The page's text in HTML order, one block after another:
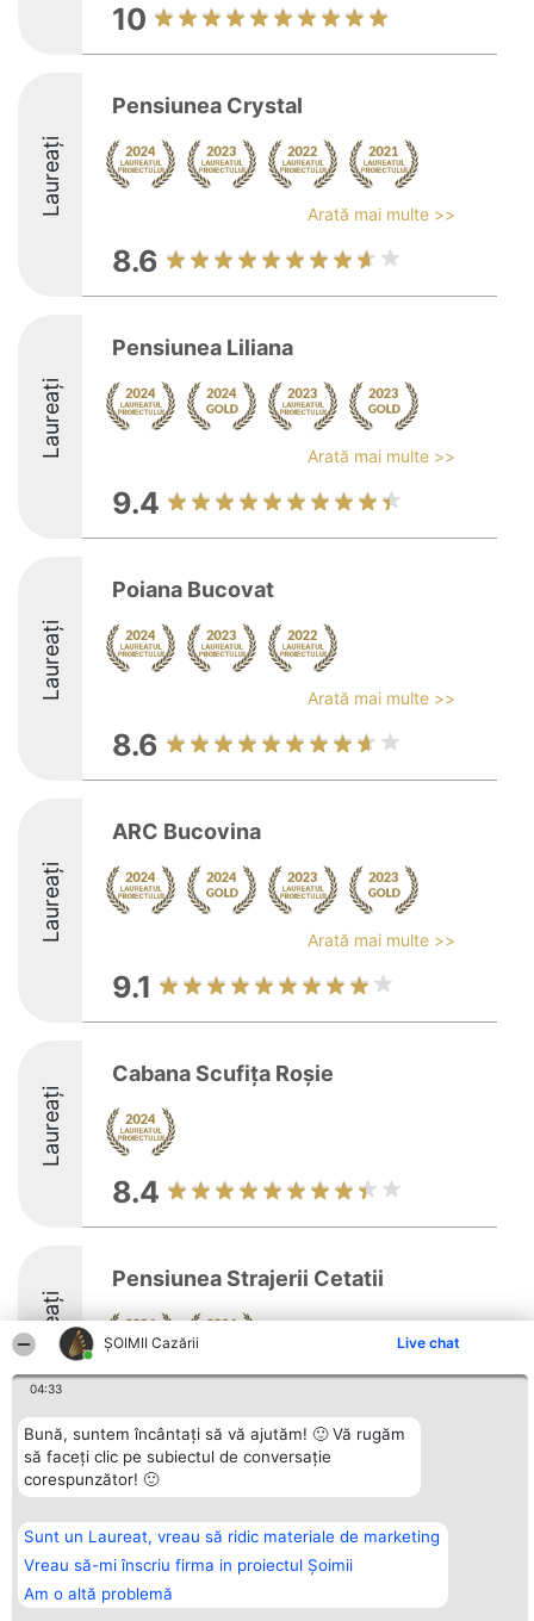
ȘOIMII Cazării Live chat
04:33
Bună, suntem încântați să vă ajutăm! 🙂 Vă rugăm
să faceți clic pe subiectul de conversație
corespunzător! 🙂
Sunt un Laureat, vreau să ridic materiale de marketing
Vreau să-mi înscriu firma in proiectul Șoimii
Am o altă problemă
10
Laureați
Pensiunea Crystal
Arată mai multe >>
8.6
Laureați
Pensiunea Liliana
Arată mai multe >>
9.4
Laureați
Poiana Bucovat
Arată mai multe >>
8.6
Laureați
ARC Bucovina
Arată mai multe >>
9.1
Laureați
Cabana Scufița Roșie
8.4
Laureați
Pensiunea Strajerii Cetatii
Organizator Ranking
BRIGHT SOLUTIONS BR SRL
Sc. A Et. 4 Ap. 13 Cod 061952
CUI 36737675
tel: +40 770 990 492
Câștigătorii
Laureaților
Statut
Contact